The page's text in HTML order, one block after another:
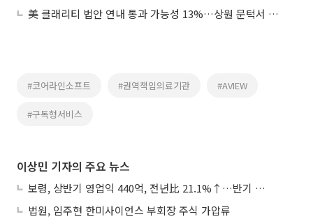
美 클래리티 법안 연내 통과 가능성 13%…상원 문턱서 제동
#코어라인소프트 #권역책임의료기관 #AVIEW
#구독형서비스
이상민 기자의 주요 뉴스
보령, 상반기 영업익 440억, 전년比 21.1%↑…반기 역대 최대
법원, 임주현 한미사이언스 부회장 주식 가압류